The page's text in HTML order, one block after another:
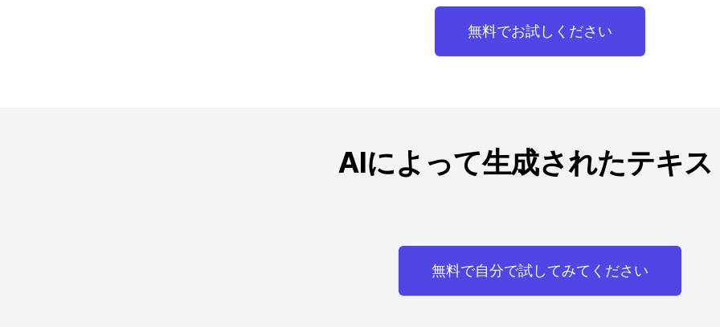
無料でお試しください
AIによって生成されたテキス
無料で自分で試してみてください